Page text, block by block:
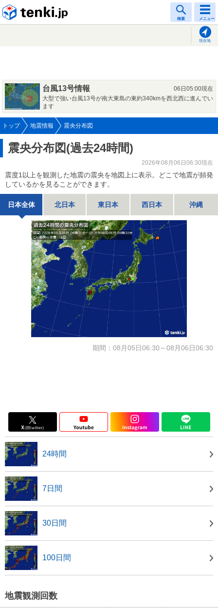
検索 メニュー
現在地
台風13号情報
06日05:00現在
大型で強い台風13号が南大東島の東約340kmを西北西に進んでい
ます
トップ 地震情報 震央分布図
震央分布図(過去24時間)
2026年08月06日06:30現在
震度1以上を観測した地震の震央を地図上に表示。どこで地震が頻発
しているかを見ることができます。
日本全体 北日本 東日本 西日本 沖縄
期間：08月05日06:30～08月06日06:30
24時間
7日間
30日間
100日間
地震観測回数